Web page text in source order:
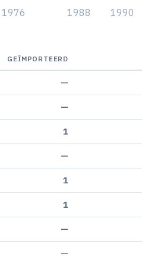
1976 1988 1990
GEÏMPORTEERD
—
—
1
—
1
1
—
—